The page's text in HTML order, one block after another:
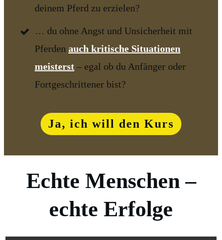
deinem Pferd zu erzielen?
… du ohne Angst und Unsicherheit mit
Pferden auch kritische Situationen
meisterst – egal ob du Anfänger oder
Fortgeschrittener bist?
Ja, ich will den Kurs
Echte Menschen –
echte Erfolge